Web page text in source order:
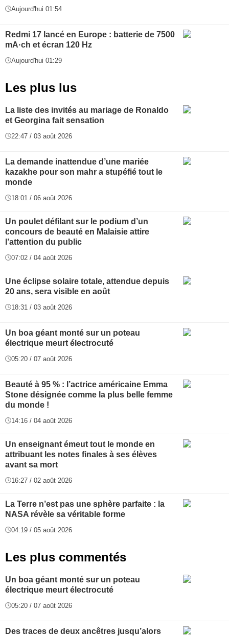
Aujourd'hui 01:54
Redmi 17 lancé en Europe : batterie de 7500
mA·ch et écran 120 Hz
Aujourd'hui 01:29
Les plus lus
La liste des invités au mariage de Ronaldo
et Georgina fait sensation
22:47 / 03 août 2026
La demande inattendue d’une mariée
kazakhe pour son mahr a stupéfié tout le
monde
18:01 / 06 août 2026
Un poulet défilant sur le podium d’un
concours de beauté en Malaisie attire
l’attention du public
07:02 / 04 août 2026
Une éclipse solaire totale, attendue depuis
20 ans, sera visible en août
18:31 / 03 août 2026
Un boa géant monté sur un poteau
électrique meurt électrocuté
05:20 / 07 août 2026
Beauté à 95 % : l’actrice américaine Emma
Stone désignée comme la plus belle femme
du monde !
14:16 / 04 août 2026
Un enseignant émeut tout le monde en
attribuant les notes finales à ses élèves
avant sa mort
16:27 / 02 août 2026
La Terre n’est pas une sphère parfaite : la
NASA révèle sa véritable forme
04:19 / 05 août 2026
Les plus commentés
Un boa géant monté sur un poteau
électrique meurt électrocuté
05:20 / 07 août 2026
Des traces de deux ancêtres jusqu’alors